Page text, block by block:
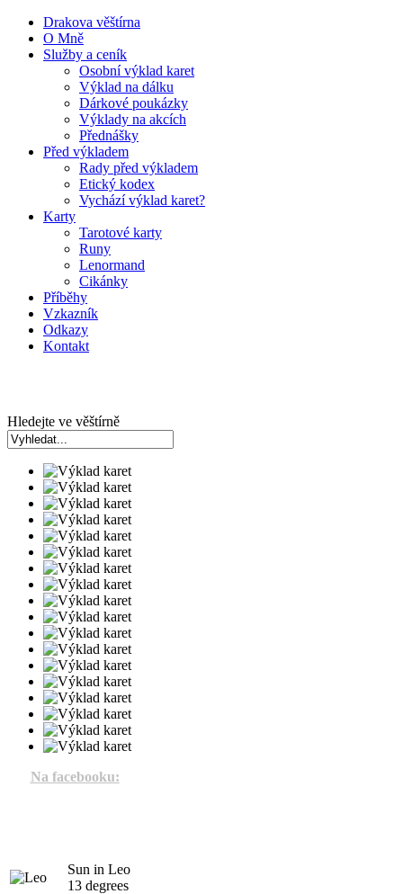
Drakova věštírna
O Mně
Služby a ceník
Osobní výklad karet
Výklad na dálku
Dárkové poukázky
Výklady na akcích
Přednášky
Před výkladem
Rady před výkladem
Etický kodex
Vychází výklad karet?
Karty
Tarotové karty
Runy
Lenormand
Cikánky
Příběhy
Vzkazník
Odkazy
Kontakt
Hledejte ve věštírně
Na facebooku:
Sun in Leo
13 degrees